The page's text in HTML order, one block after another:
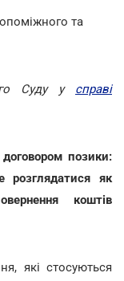
та
Суду у справі
позики:
розглядатися як
коштів
які стосуються